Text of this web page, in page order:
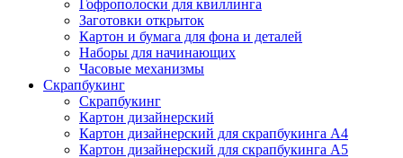
Гофрополоски для квиллинга
Заготовки открыток
Картон и бумага для фона и деталей
Наборы для начинающих
Часовые механизмы
Скрапбукинг
Скрапбукинг
Картон дизайнерский
Картон дизайнерский для скрапбукинга А4
Картон дизайнерский для скрапбукинга А5